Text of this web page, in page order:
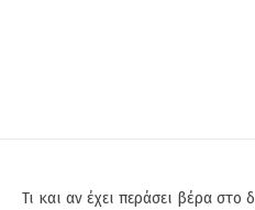
Τι και αν έχει περάσει βέρα στο